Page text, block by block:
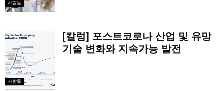
사람들
사람들
[칼럼] 포스트코로나 산업 및 유망
기술 변화와 지속가능 발전